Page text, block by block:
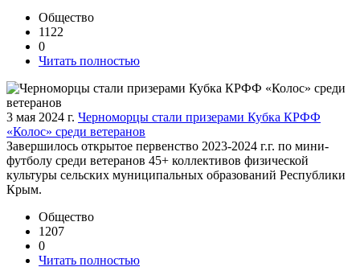
Общество
1122
0
Читать полностью
3 мая 2024 г. Черноморцы стали призерами Кубка КРФФ
«Колос» среди ветеранов
Завершилось открытое первенство 2023-2024 г.г. по мини-
футболу среди ветеранов 45+ коллективов физической
культуры сельских муниципальных образований Республики
Крым.
Общество
1207
0
Читать полностью